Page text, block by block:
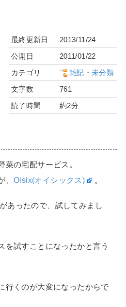
最終更新日
2013/11/24
公開日
2011/01/22
カテゴリ
雑記・未分類
文字数
761
読了時間
約2分
菜の宅配サービス。
、 Oisix(オイシックス) 。
あったので、試してみまし
を試すことになったかと言う
行くのが大変になったからで